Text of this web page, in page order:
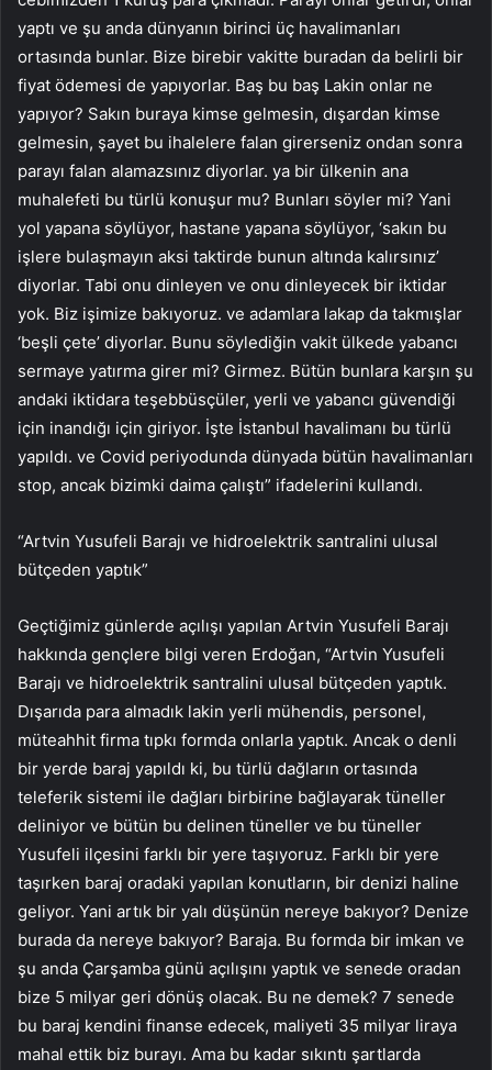
yaptı ve şu anda dünyanın birinci üç havalimanları
ortasında bunlar. Bize birebir vakitte buradan da belirli bir
fiyat ödemesi de yapıyorlar. Baş bu baş Lakin onlar ne
yapıyor? Sakın buraya kimse gelmesin, dışardan kimse
gelmesin, şayet bu ihalelere falan girerseniz ondan sonra
parayı falan alamazsınız diyorlar. ya bir ülkenin ana
muhalefeti bu türlü konuşur mu? Bunları söyler mi? Yani
yol yapana söylüyor, hastane yapana söylüyor, ‘sakın bu
işlere bulaşmayın aksi taktirde bunun altında kalırsınız’
diyorlar. Tabi onu dinleyen ve onu dinleyecek bir iktidar
yok. Biz işimize bakıyoruz. ve adamlara lakap da takmışlar
‘beşli çete’ diyorlar. Bunu söylediğin vakit ülkede yabancı
sermaye yatırma girer mi? Girmez. Bütün bunlara karşın şu
andaki iktidara teşebbüsçüler, yerli ve yabancı güvendiği
için inandığı için giriyor. İşte İstanbul havalimanı bu türlü
yapıldı. ve Covid periyodunda dünyada bütün havalimanları
stop, ancak bizimki daima çalıştı” ifadelerini kullandı.
“Artvin Yusufeli Barajı ve hidroelektrik santralini ulusal
bütçeden yaptık”
Geçtiğimiz günlerde açılışı yapılan Artvin Yusufeli Barajı
hakkında gençlere bilgi veren Erdoğan, “Artvin Yusufeli
Barajı ve hidroelektrik santralini ulusal bütçeden yaptık.
Dışarıda para almadık lakin yerli mühendis, personel,
müteahhit firma tıpkı formda onlarla yaptık. Ancak o denli
bir yerde baraj yapıldı ki, bu türlü dağların ortasında
teleferik sistemi ile dağları birbirine bağlayarak tüneller
deliniyor ve bütün bu delinen tüneller ve bu tüneller
Yusufeli ilçesini farklı bir yere taşıyoruz. Farklı bir yere
taşırken baraj oradaki yapılan konutların, bir denizi haline
geliyor. Yani artık bir yalı düşünün nereye bakıyor? Denize
burada da nereye bakıyor? Baraja. Bu formda bir imkan ve
şu anda Çarşamba günü açılışını yaptık ve senede oradan
bize 5 milyar geri dönüş olacak. Bu ne demek? 7 senede
bu baraj kendini finanse edecek, maliyeti 35 milyar liraya
mahal ettik biz burayı. Ama bu kadar sıkıntı şartlarda